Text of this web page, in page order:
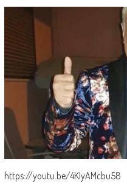
https://youtu.be/4KIyAMcbu58